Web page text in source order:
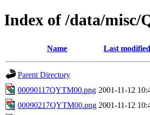
Index of /data/misc/
Name Last modified
Parent Directory
00090117QYTM00.png 2001-11-12
00090217QYTM00.png 2001-11-12